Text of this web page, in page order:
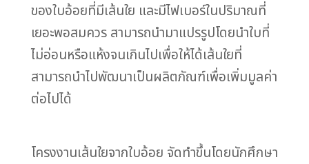
ของใบอ้อยที่มีเส้นใย และมีไฟเบอร์ในปริมาณที่
เยอะพอสมควร สามารถนำมาแปรรูปโดยนำใบที่
ไม่อ่อนหรือแห้งจนเกินไปเพื่อให้ได้เส้นใยที่
สามารถนำไปพัฒนาเป็นผลิตภัณฑ์เพื่อเพิ่มมูลค่า
ต่อไปได้
โครงงานเส้นใยจากใบอ้อย จัดทำขึ้นโดยนักศึกษา